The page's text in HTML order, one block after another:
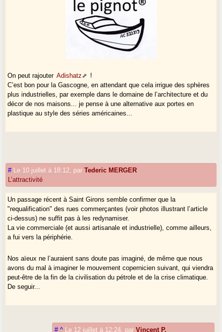
On peut rajouter Adishatz
!
C’est bon pour la Gascogne, en attendant que cela irrigue des sphères
plus industrielles, par exemple dans le domaine de l’architecture et du
décor de nos maisons... je pense à une alternative aux portes en
plastique au style des séries américaines...
# Le 10 juillet à 18:12 parTederic MERGER
L’attractivité
Un passage récent à Saint Girons semble confirmer que la
"requalification" des rues commerçantes (voir photos illustrant l’article
ci-dessus) ne suffit pas à les redynamiser.
La vie commerciale (et aussi artisanale et industrielle), comme ailleurs,
a fui vers la périphérie.
Nos aïeux ne l’auraient sans doute pas imaginé, de même que nous
avons du mal à imaginer le mouvement copernicien suivant, qui viendra
peut-être de la fin de la civilisation du pétrole et de la crise climatique.
De seguir...
# ^ Le 12 juillet à 12:24 parVincent P.